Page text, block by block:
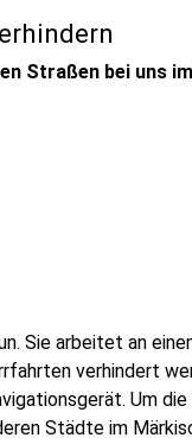
Straßen bei uns
Sie arbeitet an
verhindert
Um
Städte im